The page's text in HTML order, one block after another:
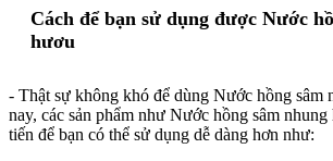
Cách để bạn sử dụng được Nước
hươu
- Thật sự không khó để dùng Nước hồng sâm
nay, các sản phẩm như Nước hồng sâm
tiến để bạn có thể sử dụng dễ dàng hơn như: